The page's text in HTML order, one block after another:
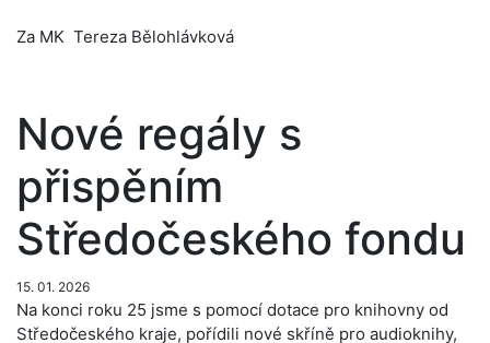
Za MK Tereza Bělohlávková
Nové regály s
přispěním
Středočeského fondu
15. 01. 2026
Na konci roku 25 jsme s pomocí dotace pro knihovny od
Středočeského kraje, pořídili nové skříně pro audioknihy,